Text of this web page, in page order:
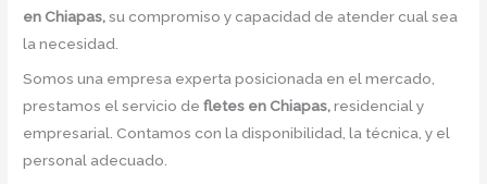
en Chiapas,su compromiso y capacidad de atender cual sea
la necesidad.
Somos una empresa experta posicionada en el mercado,
prestamos el servicio defletes en Chiapas,residencial y
empresarial. Contamos con la disponibilidad, la técnica, y el
personal adecuado.